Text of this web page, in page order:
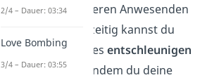
auch auf die anderen Anwesenden
im Raum. Gleichzeitig kannst du
auch bewusst alles entschleunigen
undberuhigen
, indem du deine
2/4 – Dauer: 03:34
Love Bombing
3/4 – Dauer: 03:55